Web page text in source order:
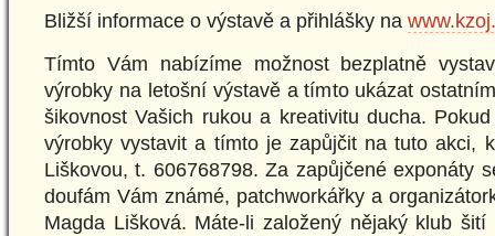
Bližší informace o výstavě a přihlášky na
Tímto Vám nabízíme možnost bezplatně
výrobky na letošní výstavě a tímto ukázat
šikovnost Vašich rukou a kreativitu ducha.
výrobky vystavit a tímto je zapůjčit na tuto akci,
Liškovou, t. 606768798. Za zapůjčené exponáty
doufám Vám známé, patchworkářky a
Magda Lišková. Máte-li založený nějaký klub